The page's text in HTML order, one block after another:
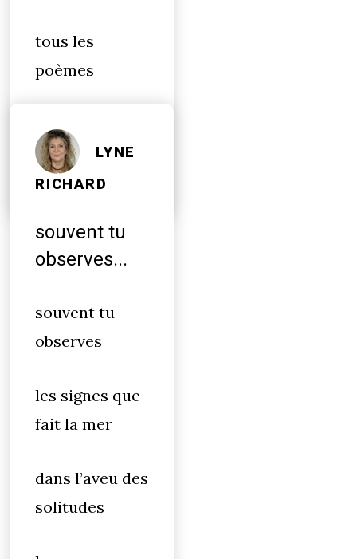
tous les
poèmes
de tous les
livres
LYNE
RICHARD
souvent tu
observes...
souvent tu
observes
les signes que
fait la mer
dans l’aveu des
solitudes